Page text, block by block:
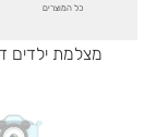
כל המוצרים
מצלמת ילדים